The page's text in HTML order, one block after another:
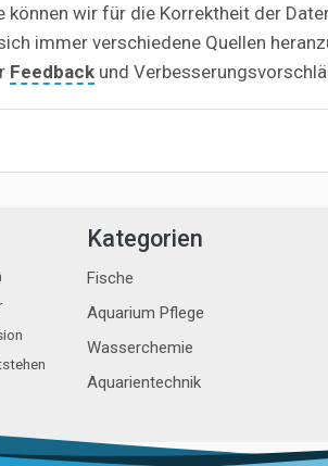
wir für die Korrektheit der
immer verschiedene Quellen
Feedback und
Kategorien
Fische
Aquarium Pflege
Wasserchemie
Aquarientechnik